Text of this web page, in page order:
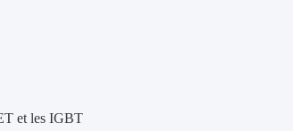
et les IGBT